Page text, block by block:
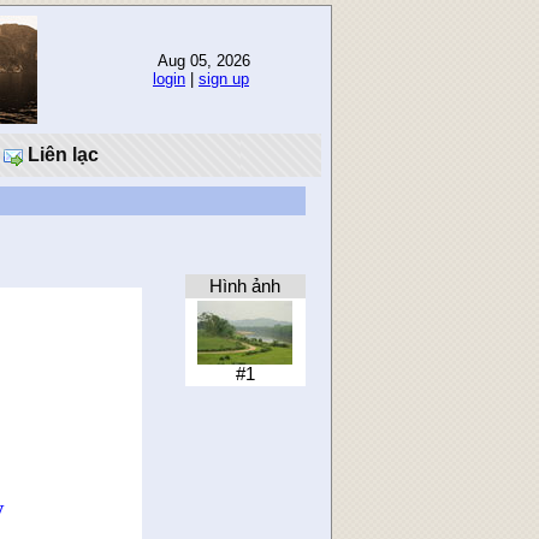
Aug 05, 2026
login
sign up
Liên lạc
Hình ảnh
#1